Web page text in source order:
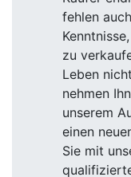
fehlen
zu
Leben
nehmen
unserem
einen
Sie mit